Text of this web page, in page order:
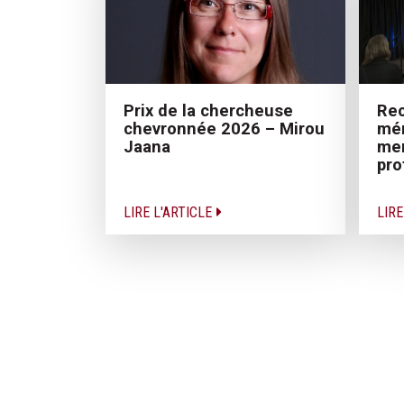
Prix de la chercheuse
chevronnée 2026 – Mirou
Jaana
LIRE L'ARTICLE